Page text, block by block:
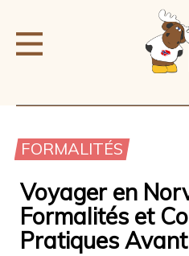
FORMALITÉS
Voyager en
Formalités et
Pratiques